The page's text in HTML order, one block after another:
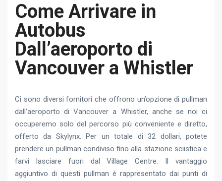
Come Arrivare in
Autobus
Dall’aeroporto di
Vancouver a Whistler
Ci sono diversi fornitori che offrono un’opzione di pullman
dall’aeroporto di Vancouver a Whistler, anche se noi ci
occuperemo solo del percorso più conveniente e diretto,
offerto da Skylynx. Per un totale di 32 dollari, potete
prendere un pullman condiviso fino alla stazione sciistica e
farvi lasciare fuori dal Village Centre. Il vantaggio
aggiuntivo di questi pullman è rappresentato dai punti di